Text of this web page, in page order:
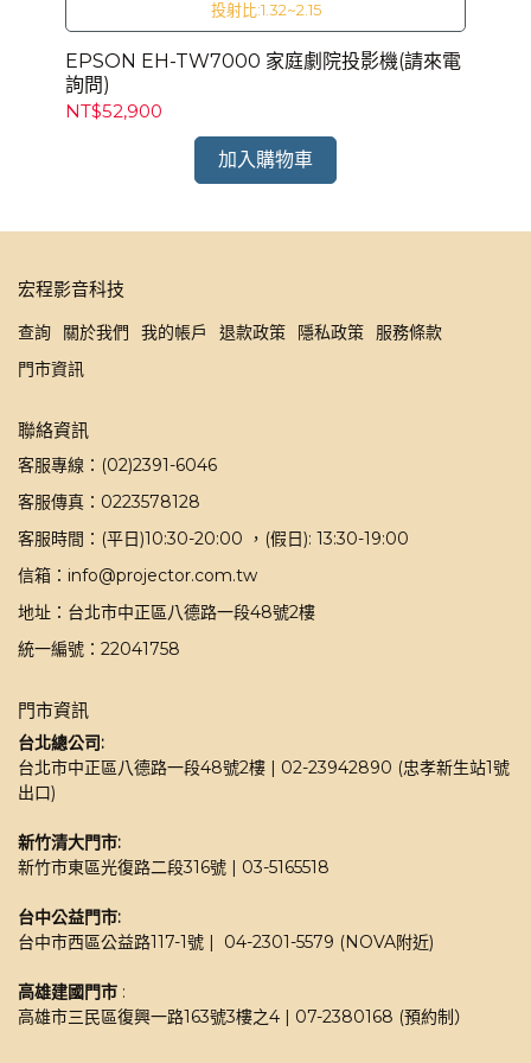
投射比:1.32~2.15
EPSON EH-TW7000 家庭劇院投影機(請來電
詢問)
NT$52,900
加入購物車
宏程影音科技
查詢 關於我們 我的帳戶 退款政策 隱私政策
服務條款
門市資訊
聯絡資訊
客服專線：(02)2391-6046
客服傳真：0223578128
客服時間：(平日)10:30-20:00 ，(假日): 13:30-19:00
信箱：info@projector.com.tw
地址：台北市中正區八德路一段48號2樓
統一編號：22041758
門市資訊
台北總公司:
台北市中正區八德路一段48號2樓 | 02-23942890 (忠孝新生站1號
出口)
新竹清大門市:
新竹市東區光復路二段316號 | 03-5165518
台中公益門市:
台中市西區公益路117-1號 |  04-2301-5579 (NOVA附近)
高雄建國門市 :
高雄市三民區復興一路163號3樓之4 | 07-2380168 (預約制）